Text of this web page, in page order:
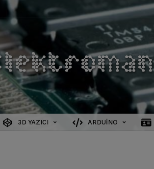
3D YAZICI ARDUINO